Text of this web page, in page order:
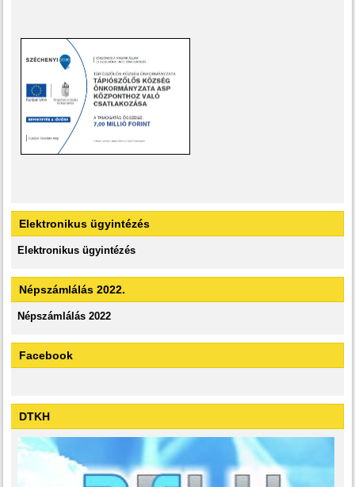
Elektronikus ügyintézés
Elektronikus ügyintézés
Népszámlálás 2022.
Népszámlálás 2022
Facebook
DTKH